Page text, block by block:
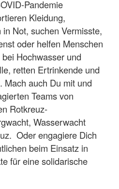
Pandemie
Kleidung,
Not, suchen Vermisste,
oder helfen Menschen
Hochwasser und
retten Ertrinkende und
Mach auch Du mit und
Teams von
Rotkreuz-
Wasserwacht
Oder engagiere Dich
beim Einsatz in
für eine solidarische